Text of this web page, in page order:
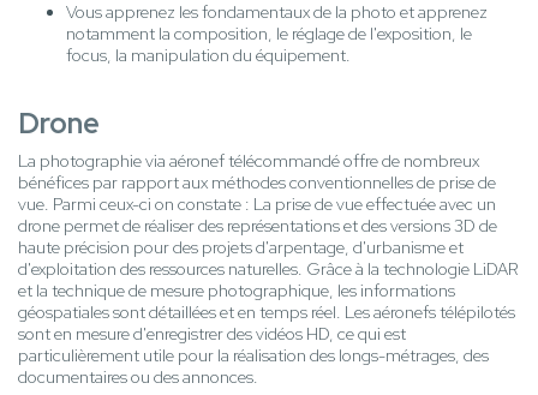
Vous apprenez les fondamentaux de la photo et apprenez
notamment la composition, le réglage de l'exposition, le
focus, la manipulation du équipement.
Drone
La photographie via aéronef télécommandé offre de nombreux
bénéfices par rapport aux méthodes conventionnelles de prise de
vue. Parmi ceux-ci on constate : La prise de vue effectuée avec un
drone permet de réaliser des représentations et des versions 3D de
haute précision pour des projets d'arpentage, d'urbanisme et
d'exploitation des ressources naturelles. Grâce à la technologie LiDAR
et la technique de mesure photographique, les informations
géospatiales sont détaillées et en temps réel. Les aéronefs télépilotés
sont en mesure d'enregistrer des vidéos HD, ce qui est
particulièrement utile pour la réalisation des longs-métrages, des
documentaires ou des annonces.